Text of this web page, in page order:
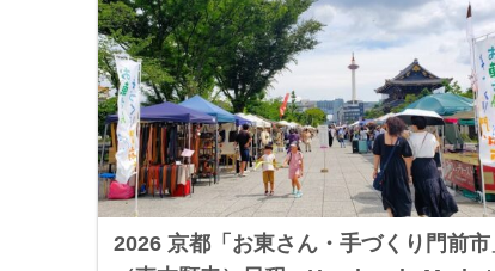
2026 京都「お東さん・手づくり門前市